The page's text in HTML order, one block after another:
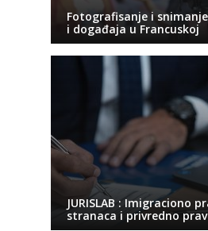
Fotografisanje i
i događaja u Francuskoj
JURISLAB : Imigraciono
stranaca i privredno